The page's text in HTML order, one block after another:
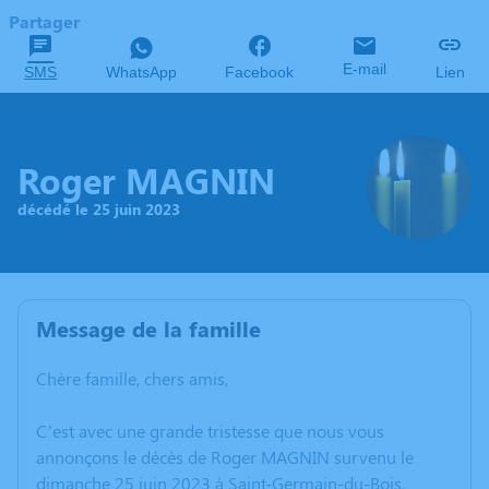
Partager
SMS WhatsApp Facebook E-mail Lien
Roger MAGNIN
décédé le 25 juin 2023
Message de la famille
Chère famille, chers amis,
C’est avec une grande tristesse que nous vous
annonçons le décès de Roger MAGNIN survenu le
dimanche 25 juin 2023 à Saint-Germain-du-Bois.